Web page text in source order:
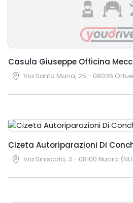
Casula Giuseppe Officina
Via Santa Maria, 25 - 08036
Cizeta Autoriparazioni Di
Via Siniscola, 3 - 08100 Nuoro